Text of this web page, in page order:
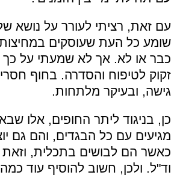
עם זאת, רציתי לעורר על נושא
שומע כל העת שעוסקים
כבר או לא. אך לא שמעתי על כך
זקוק לטיפוח והסדרה. בחוף
גישה, ובעיקר מלתחות.
כן, בניגוד ליתר החופים, אלו
מגיעים עם כל הבגדים, והם גם
כאשר הם לבושים בתכלית, וזאת
וד"ל. ולכן, חשוב להוסיף עוד